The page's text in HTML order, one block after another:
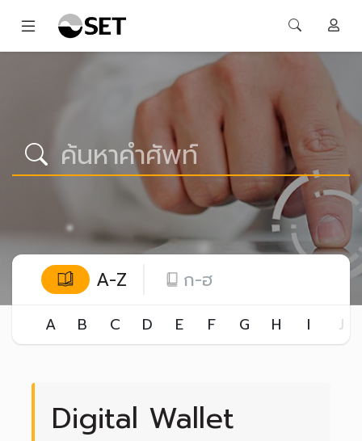
A-Z ก-ฮ
A B C D E F G H I J
Digital Wallet